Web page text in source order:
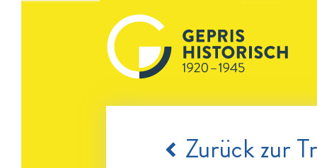
Zurück zur